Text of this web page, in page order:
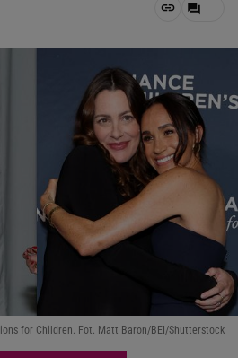
for Children. Fot. Matt Baron/BEI/Shutterstock